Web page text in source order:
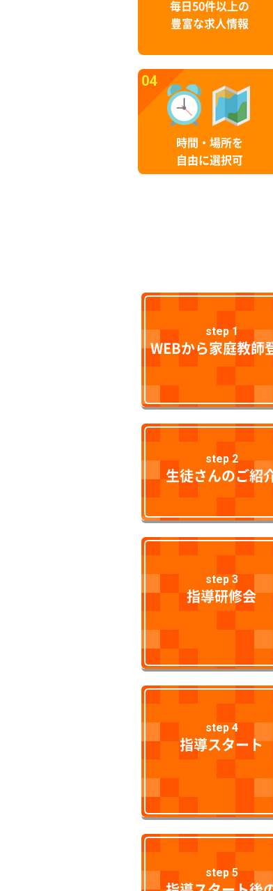
毎日50件以上の
豊富な求人情報
04
時間・場所を
自由に選択可
step 1
WEBから家庭教師
step 2
生徒さんのご紹
step 3
指導研修会
step 4
指導スタート
step 5